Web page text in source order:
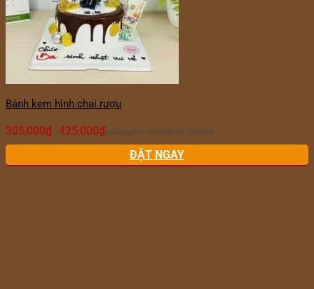
Bánh kem hình chai rượu
305,000₫ – 425,000₫ Khoảng giá: từ 305,000₫ đến 425,000₫
ĐẶT NGAY